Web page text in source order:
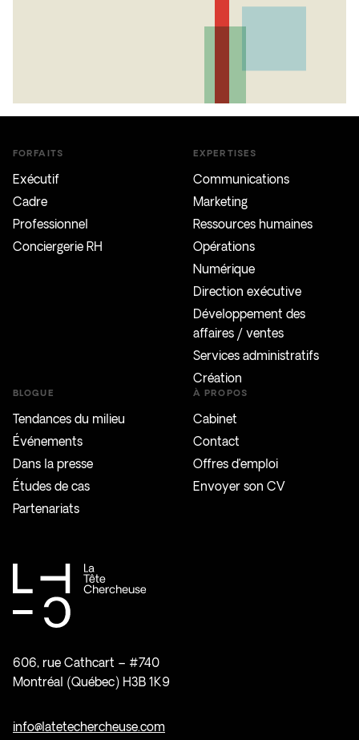
606, rue Cathcart – #740
Montréal (Québec) H3B 1K9
info@latetechercheuse.com
FORFAITS
Exécutif
Cadre
Professionnel
Conciergerie RH
EXPERTISES
Communications
Marketing
Ressources humaines
Opérations
Numérique
Direction exécutive
Développement des
affaires / ventes
Services administratifs
Création
BLOGUE
Tendances du milieu
Événements
Dans la presse
Études de cas
Partenariats
À PROPOS
Cabinet
Contact
Offres d’emploi
Envoyer son CV